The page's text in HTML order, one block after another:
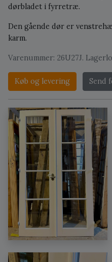
dørbladet i fyrretræ.
Den gående dør er
karm.
Varenummer: 26U27J.
Køb og levering Send